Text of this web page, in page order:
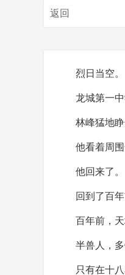
返回
烈日当空。
龙城第一中
林峰猛地
他看着周
他回来了。
回到了百
百年前，
半兽人，
只有在十